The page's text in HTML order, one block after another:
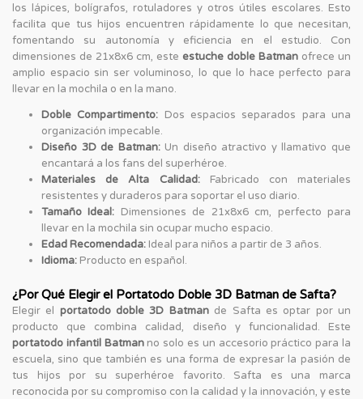
los lápices, bolígrafos, rotuladores y otros útiles escolares. Esto
facilita que tus hijos encuentren rápidamente lo que necesitan,
fomentando su autonomía y eficiencia en el estudio. Con
dimensiones de 21x8x6 cm, este estuche doble Batman ofrece un
amplio espacio sin ser voluminoso, lo que lo hace perfecto para
llevar en la mochila o en la mano.
Doble Compartimento: Dos espacios separados para una
organización impecable.
Diseño 3D de Batman:Un diseño atractivo y llamativo que
encantará a los fans del superhéroe.
Materiales de Alta Calidad:Fabricado con materiales
resistentes y duraderos para soportar el uso diario.
Tamaño Ideal: Dimensiones de 21x8x6 cm, perfecto para
llevar en la mochila sin ocupar mucho espacio.
Edad Recomendada: Ideal para niños a partir de 3 años.
Idioma: Producto en español.
¿Por Qué Elegir el Portatodo Doble 3D Batman de Safta?
Elegir el portatodo doble 3D Batmande Safta es optar por un
producto que combina calidad, diseño y funcionalidad. Este
portatodo infantil Batmanno solo es un accesorio práctico para la
escuela, sino que también es una forma de expresar la pasión de
tus hijos por su superhéroe favorito. Safta es una marca
reconocida por su compromiso con la calidad y la innovación, y este